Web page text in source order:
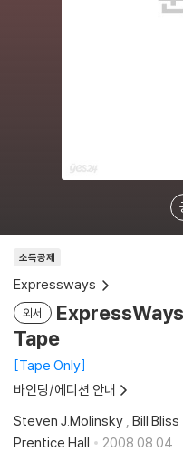
소득공제
Expressways
외서
Tape
Tape Only
바인딩/에디션 안내
Steven J.Molinsky , Bill Bliss
Prentice Hall
2008.08.04.